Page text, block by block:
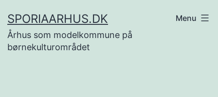
til
indhold
SPORIAARHUS.DK
Århus som modelkommune på
børnekulturområdet
Menu